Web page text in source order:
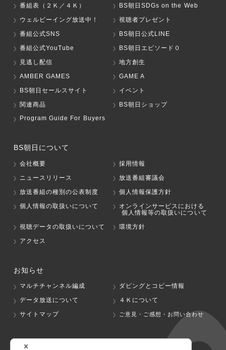
番組表（２Ｋ／４Ｋ）
BS朝日SDGs on the Web
ウェルビーイング放送中！
視聴者プレゼント
番組公式SNS
BS朝日公式LINE
番組公式YouTube
BS朝日エピソード０
見逃し配信
地方創生
AMBER GAMES
GAME A
BS朝日セールスサイト
イベント
関連商品
BS朝日ショップ
Program Guide For Buyers
BS朝日について
会社概要
採用情報
ニュースリリース
放送番組審議会
放送番組の種別の公表制度
個人情報保護方針
個人情報の取扱いについて
オンラインサービスにおける
個人情報等の取扱いについて
視聴データの取扱いについて
環境方針
アクセス
お知らせ
マルチチャンネル編成
ダビングとコピー情報
データ放送について
４Ｋについて
サイトマップ
ご意見・ご感想・お問い合わせ
グループ会社